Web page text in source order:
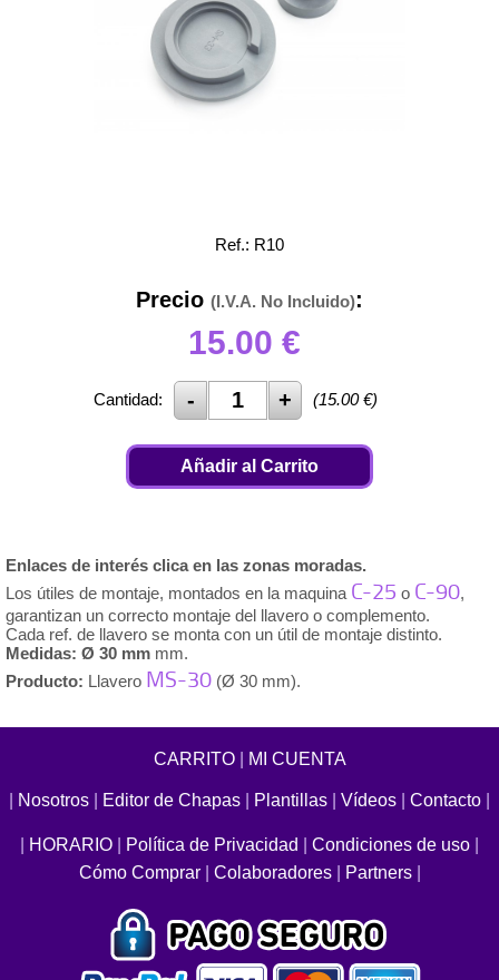
Ref.: R10
Precio (I.V.A. No Incluido):
15.00 €
Cantidad: (15.00€)
Añadir al Carrito
Enlaces de interés clica en las zonas moradas.
Los útiles de montaje, montados en la maquina C-25 o C-90,
garantizan un correcto montaje del llavero o complemento.
Cada ref. de llavero se monta con un útil de montaje distinto.
Medidas: Ø 30 mm mm.
Producto: Llavero MS-30 (Ø 30 mm).
CARRITO| MI CUENTA
Nosotros Editor de Chapas Plantillas Vídeos Contacto
HORARIO Política de Privacidad Condiciones de uso
Cómo Comprar
Colaboradores Partners